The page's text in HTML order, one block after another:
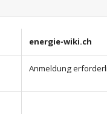
energie-wiki.ch
Anmeldung